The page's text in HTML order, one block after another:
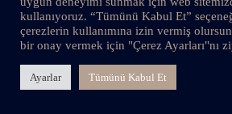
ŞİRKET POLİTİKASI
kullanıyoruz. “Tümünü Kabul Et”
çerezlerin kullanımına izin vermiş
bir onay vermek için "Çerez Ayarları"nı
Ayarlar Tümünü Kabul Et